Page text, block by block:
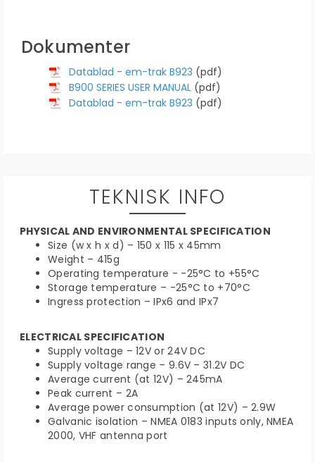
Dokumenter
Datablad - em-trak B923 (pdf)
B900 SERIES USER MANUAL (pdf)
Datablad - em-trak B923 (pdf)
TEKNISK INFO
PHYSICAL AND ENVIRONMENTAL SPECIFICATION
Size (w x h x d) – 150 x 115 x 45mm
Weight – 415g
Operating temperature - -25°C to +55°C
Storage temperature – -25°C to +70°C
Ingress protection – IPx6 and IPx7
ELECTRICAL SPECIFICATION
Supply voltage – 12V or 24V DC
Supply voltage range – 9.6V – 31.2V DC
Average current (at 12V) – 245mA
Peak current – 2A
Average power consumption (at 12V) – 2.9W
Galvanic isolation – NMEA 0183 inputs only, NMEA
2000, VHF antenna port